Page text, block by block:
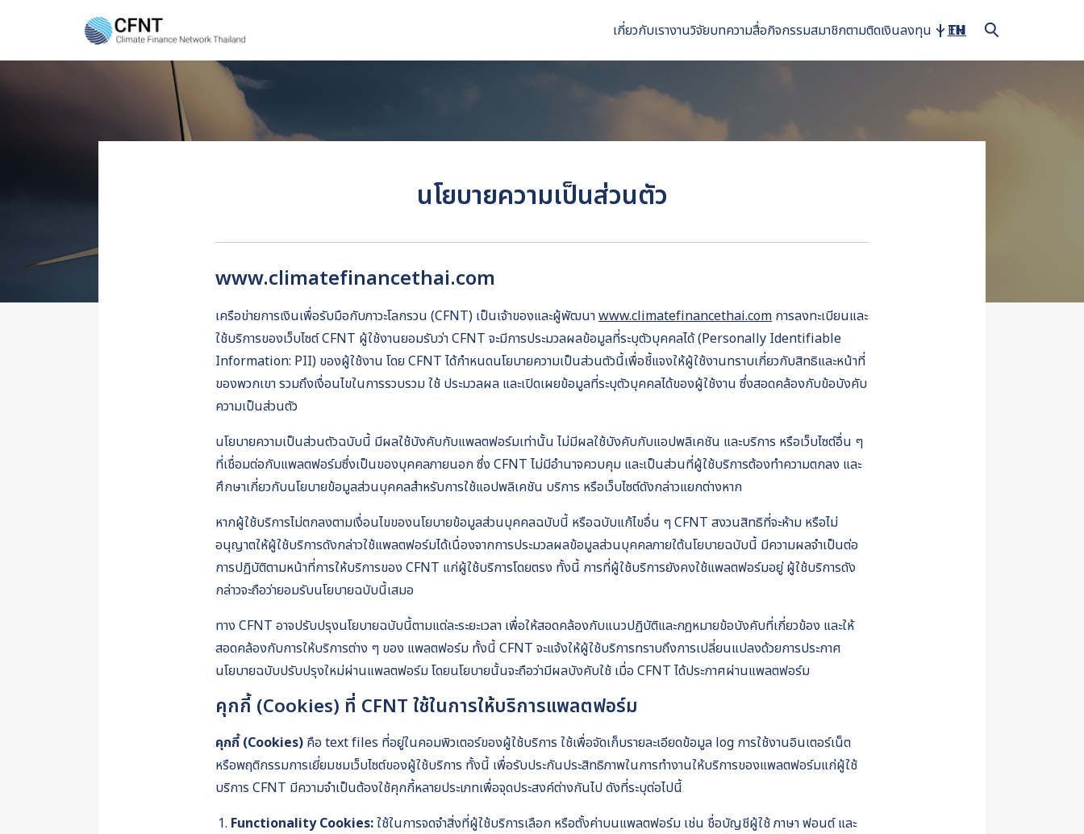
เกี่ยวกับเรางานวิจัยบทความสื่อกิจกรรมสมาชิกตามติดเงินลงทุน EN
TH
นโยบายความเป็นส่วนตัว
www.climatefinancethai.com
เครือข่ายการเงินเพื่อรับมือกับภาวะโลกรวน (CFNT) เป็นเจ้าของและผู้พัฒนาwww.climatefinancethai.com การลงทะเบียนและ
ใช้บริการของเว็บไซต์ CFNT ผู้ใช้งานยอมรับว่า CFNT จะมีการประมวลผลข้อมูลที่ระบุตัวบุคคลได้ (Personally Identifiable
Information: PII) ของผู้ใช้งาน โดย CFNT ได้กำหนดนโยบายความเป็นส่วนตัวนี้เพื่อชี้แจงให้ผู้ใช้งานทราบเกี่ยวกับสิทธิและหน้าที่
ของพวกเขา รวมถึงเงื่อนไขในการรวบรวม ใช้ ประมวลผล และเปิดเผยข้อมูลที่ระบุตัวบุคคลได้ของผู้ใช้งาน ซึ่งสอดคล้องกับข้อบังคับ
ความเป็นส่วนตัว
นโยบายความเป็นส่วนตัวฉบับนี้ มีผลใช้บังคับกับแพลตฟอร์มเท่านั้น ไม่มีผลใช้บังคับกับแอปพลิเคชัน และบริการ หรือเว็บไซต์อื่น ๆ
ที่เชื่อมต่อกับแพลตฟอร์มซึ่งเป็นของบุคคลภายนอก ซึ่ง CFNT ไม่มีอำนาจควบคุม และเป็นส่วนที่ผู้ใช้บริการต้องทำความตกลง และ
ศึกษาเกี่ยวกับนโยบายข้อมูลส่วนบุคคลสำหรับการใช้แอปพลิเคชัน บริการ หรือเว็บไซต์ดังกล่าวแยกต่างหาก
หากผู้ใช้บริการไม่ตกลงตามเงื่อนไขของนโยบายข้อมูลส่วนบุคคลฉบับนี้ หรือฉบับแก้ไขอื่น ๆ CFNT สงวนสิทธิที่จะห้าม หรือไม่
อนุญาตให้ผู้ใช้บริการดังกล่าวใช้​แพลตฟอร์มได้เนื่องจากการประมวลผลข้อมูลส่วนบุคคลภายใต้นโยบายฉบับนี้ มีความผลจำเป็นต่อ
การปฏิบัติตามหน้าที่การให้บริการของ CFNT แก่ผู้ใช้บริการโดยตรง ทั้งนี้ การที่ผู้ใช้บริการยังคงใช้แพลตฟอร์มอยู่ ผู้ใช้บริการดัง
กล่าวจะถือว่ายอมรับนโยบายฉบับนี้เสมอ
ทาง CFNT อาจปรับปรุงนโยบายฉบับนี้ตามแต่ละระยะเวลา เพื่อให้สอดคล้องกับแนวปฏิบัติและกฎหมายข้อบังคับที่เกี่ยวข้อง และให้
สอดคล้องกับการให้บริการต่าง ๆ ของ แพลตฟอร์ม ทั้งนี้ CFNT จะแจ้งให้ผู้ใช้บริการทราบถึงการเปลี่ยนแปลงด้วยการประกาศ
นโยบายฉบับปรับปรุงใหม่ผ่านแพลตฟอร์ม โดยนโยบายนั้นจะถือว่ามีผลบังคับใช้ เมื่อ CFNT ได้ประกาศผ่านแพลตฟอร์ม
คุกกี้ (Cookies) ที่ CFNT ใช้ในการให้บริการแพลตฟอร์ม
คุกกี้ (Cookies) คือ text files ที่อยู่ในคอมพิวเตอร์ของผู้ใช้บริการ ใช้เพื่อจัดเก็บรายละเอียดข้อมูล log การใช้งานอินเตอร์เน็ต
หรือพฤติกรรมการเยี่ยมชมเว็บไซต์ของผู้ใช้บริการ ทั้งนี้ เพื่อรับประกันประสิทธิภาพในการทำงานให้บริการของแพลตฟอร์มแก่ผู้ใช้
บริการ CFNT มีความจำเป็นต้องใช้คุกกี้หลายประเภทเพื่อจุดประสงค์ต่างกันไป ดังที่ระบุต่อไปนี้
Functionality Cookies:ใช้ในการจดจำสิ่งที่ผู้ใช้บริการเลือก หรือตั้งค่าบนแพลตฟอร์ม เช่น ชื่อบัญชีผู้ใช้ ภาษา ฟอนต์ และ